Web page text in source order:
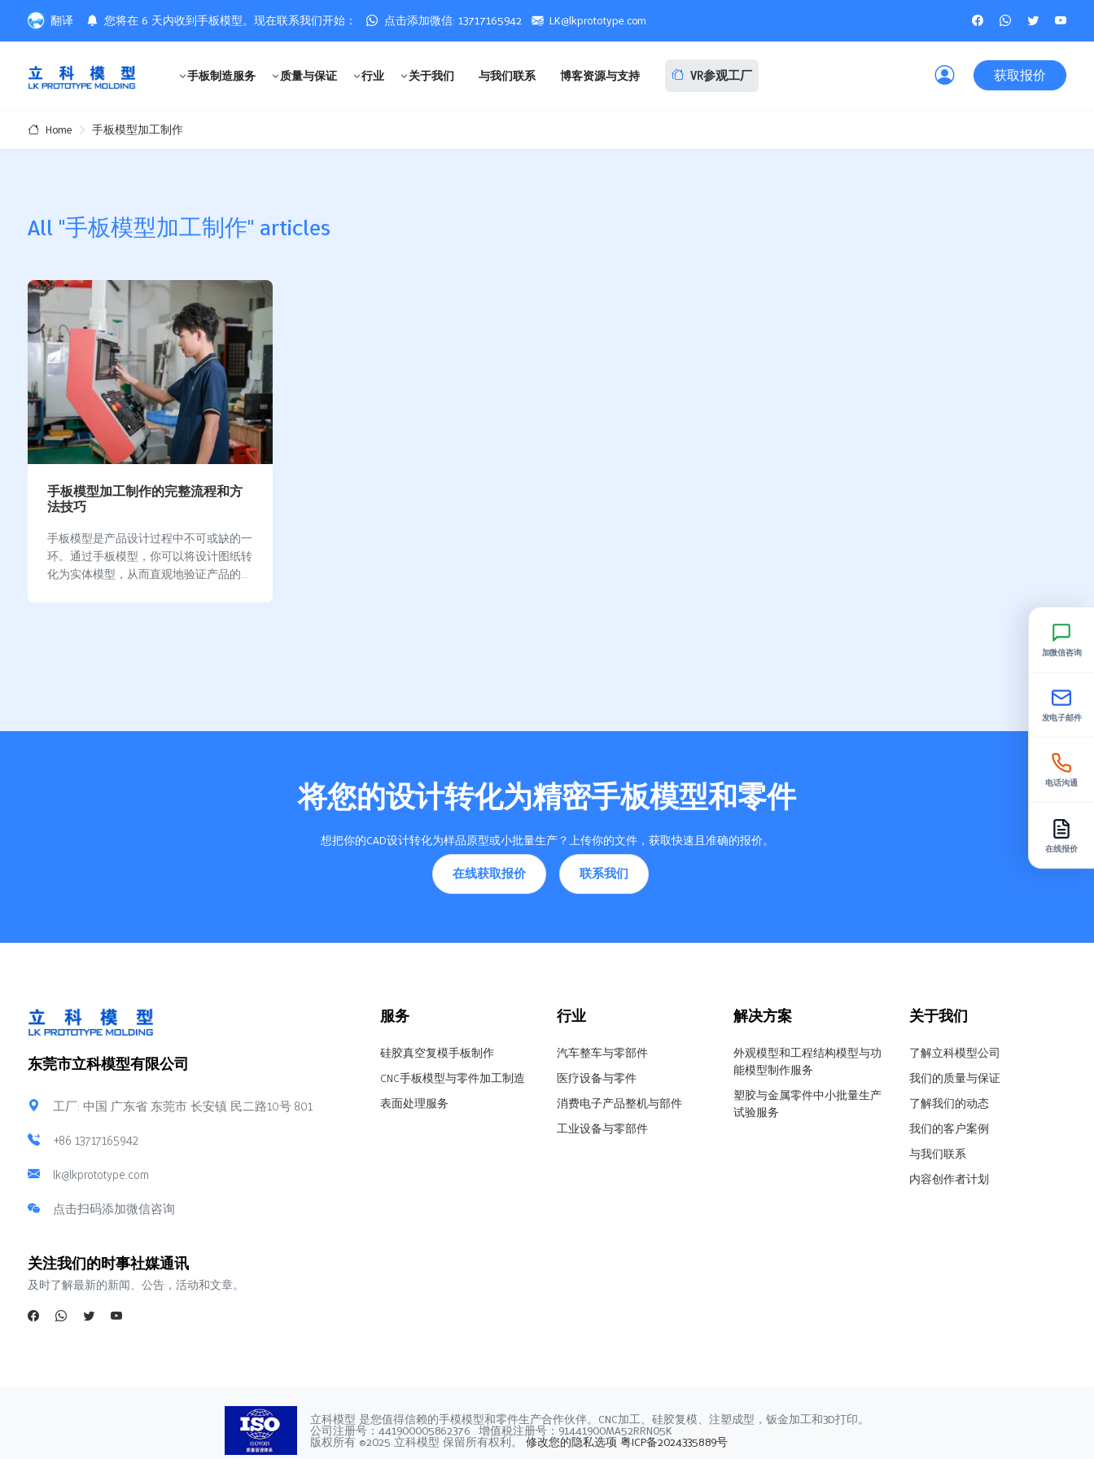
翻译 您将在 6 天内收到手板模型。现在联系我们开始： 点击添加微信: 13717165942 LK@lkprototype.com
手板制造服务 质量与保证 行业 关于我们 与我们联系 博客资源与支持 VR参观工厂 获取报价
Home 手板模型加工制作
All "手板模型加工制作" articles
手板模型加工制作的完整流程和方
法技巧
手板模型是产品设计过程中不可或缺的一
环。通过手板模型，你可以将设计图纸转
化为实体模型，从而直观地验证产品的外
将您的设计转化为精密手板模型和零件
想把你的CAD设计转化为样品原型或小批量生产？上传你的文件，获取快速且准确的报价。
在线获取报价 联系我们
东莞市立科模型有限公司
工厂: 中国 广东省 东莞市 长安镇 民二路10号 801
+86 13717165942
lk@lkprototype.com
点击扫码添加微信咨询
服务
硅胶真空复模手板制作
CNC手板模型与零件加工制造
表面处理服务
行业
汽车整车与零部件
医疗设备与零件
消费电子产品整机与部件
工业设备与零部件
解决方案
外观模型和工程结构模型与功
能模型制作服务
塑胶与金属零件中小批量生产
试验服务
关于我们
了解立科模型公司
我们的质量与保证
了解我们的动态
我们的客户案例
与我们联系
内容创作者计划
关注我们的时事社媒通讯
及时了解最新的新闻、公告，活动和文章。
立科模型 是您值得信赖的手模模型和零件生产合作伙伴。CNC加工、硅胶复模、注塑成型，钣金加工和3D打印。
公司注册号：441900005862376 增值税注册号：91441900MA52RRN05K
版权所有 ©2025 立科模型 保留所有权利。 修改您的隐私选项 粤ICP备2024335889号
加微信咨询
发电子邮件
电话沟通
在线报价